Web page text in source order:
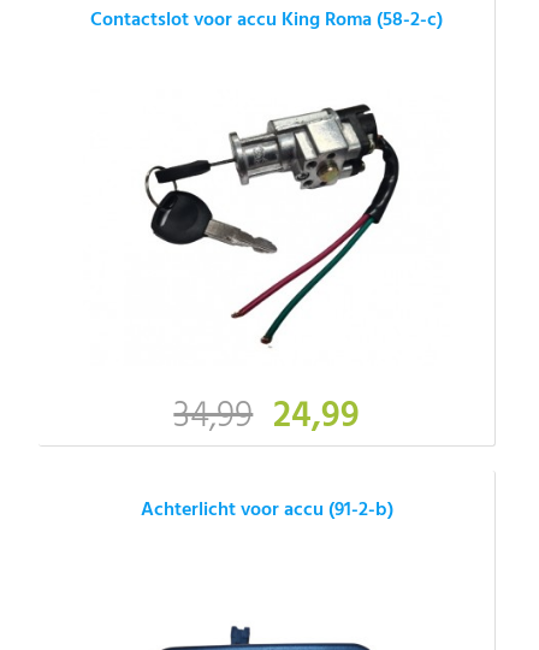
Contactslot voor accu King Roma (58-2-c)
34,99 24,99
Achterlicht voor accu (91-2-b)